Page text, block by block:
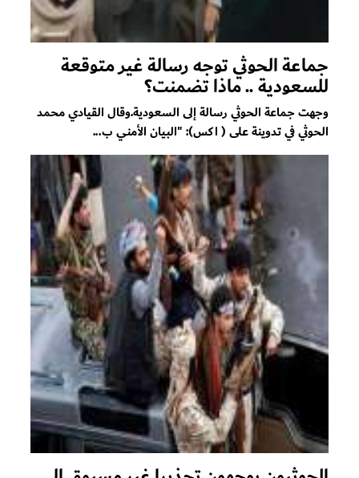
جماعة الحوثي توجه رسالة غير متوقعة
للسعودية .. ماذا تضمنت؟
وجهت جماعة الحوثي رسالة إلى السعودية.وقال القيادي محمد
الحوثي في تدوينة على ( اكس): "البيان الأمني ب...